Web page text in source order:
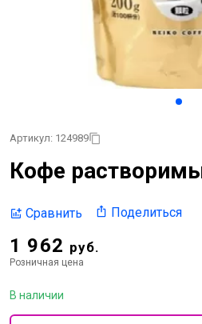
Артикул: 124989
Кофе
Сравнить Поделиться
1 962 руб.
Розничная цена
В наличии